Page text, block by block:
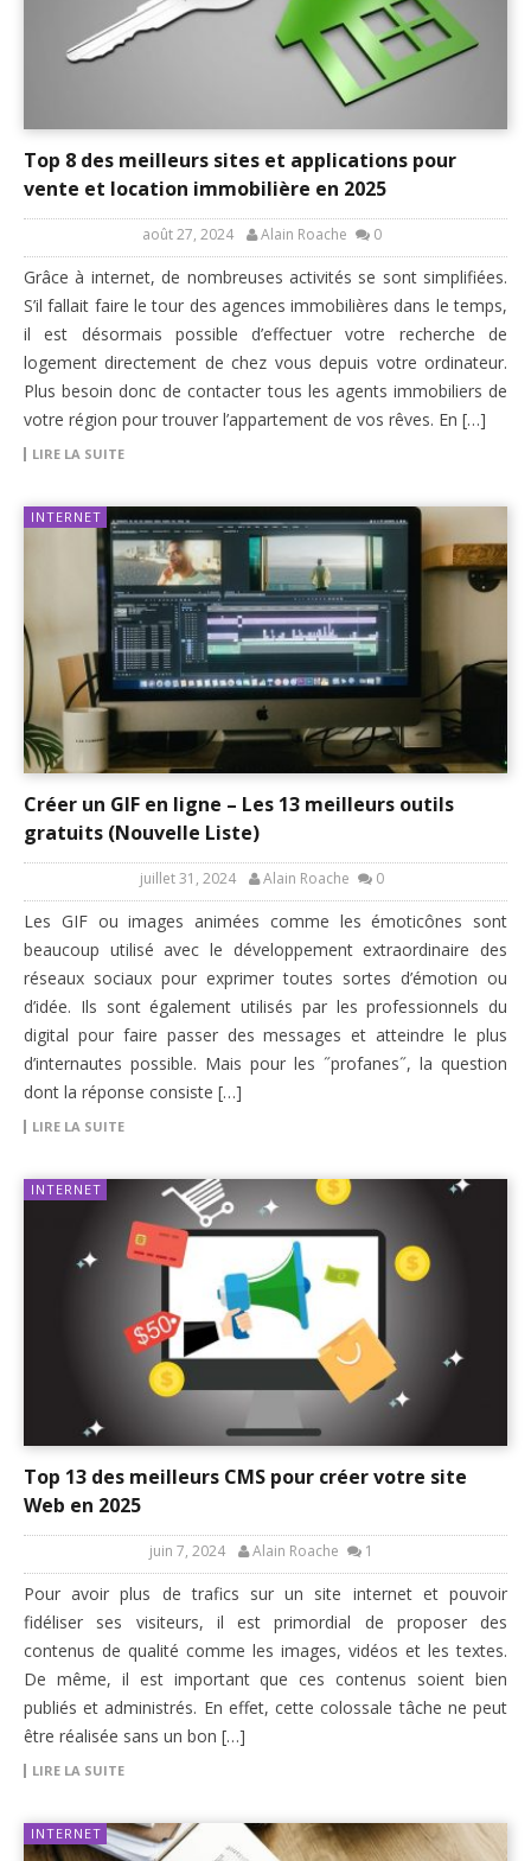
Top 8 des meilleurs sites et applications pour
vente et location immobilière en 2025
août 27, 2024 Alain Roache 0
Grâce à internet, de nombreuses activités se sont simplifiées.
S’il fallait faire le tour des agences immobilières dans le temps,
il est désormais possible d’effectuer votre recherche de
logement directement de chez vous depuis votre ordinateur.
Plus besoin donc de contacter tous les agents immobiliers de
votre région pour trouver l’appartement de vos rêves. En […]
LIRE LA SUITE
INTERNET
Créer un GIF en ligne – Les 13 meilleurs outils
gratuits (Nouvelle Liste)
juillet 31, 2024 Alain Roache 0
Les GIF ou images animées comme les émoticônes sont
beaucoup utilisé avec le développement extraordinaire des
réseaux sociaux pour exprimer toutes sortes d’émotion ou
d’idée. Ils sont également utilisés par les professionnels du
digital pour faire passer des messages et atteindre le plus
d’internautes possible. Mais pour les ˝profanes˝, la question
dont la réponse consiste […]
LIRE LA SUITE
INTERNET
Top 13 des meilleurs CMS pour créer votre site
Web en 2025
juin 7, 2024 Alain Roache 1
Pour avoir plus de trafics sur un site internet et pouvoir
fidéliser ses visiteurs, il est primordial de proposer des
contenus de qualité comme les images, vidéos et les textes.
De même, il est important que ces contenus soient bien
publiés et administrés. En effet, cette colossale tâche ne peut
être réalisée sans un bon […]
LIRE LA SUITE
INTERNET